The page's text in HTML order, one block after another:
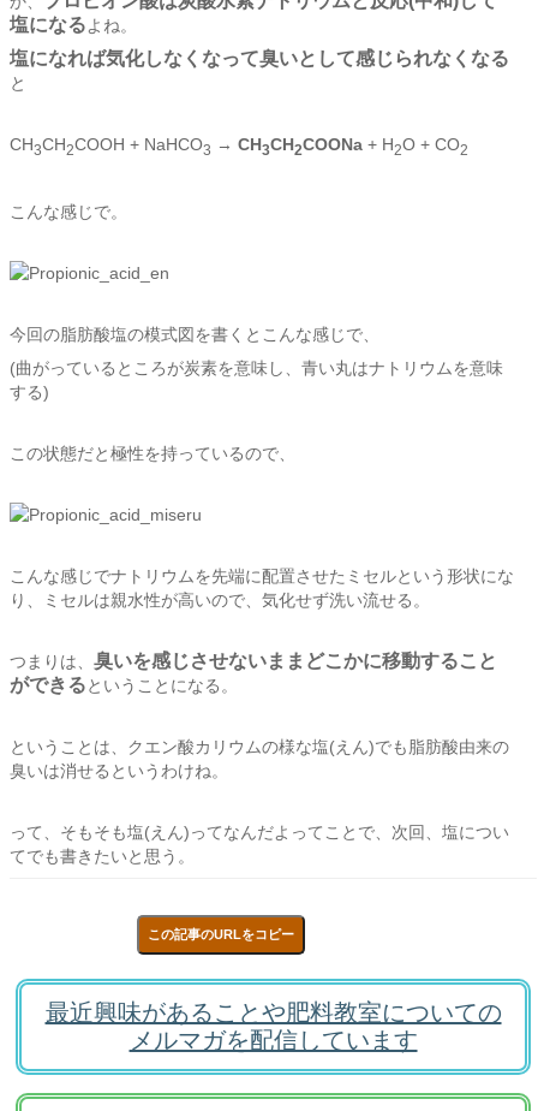
塩になるよね。
塩になれば気化しなくなって臭いとして感じられなくなる
と
CH3CH2COOH + NaHCO3 → CH3CH2COONa + H2O + CO2
こんな感じで。
今回の脂肪酸塩の模式図を書くとこんな感じで、
(曲がっているところが炭素を意味し、青い丸はナトリウムを意味
する)
この状態だと極性を持っているので、
こんな感じでナトリウムを先端に配置させたミセルという形状にな
り、ミセルは親水性が高いので、気化せず洗い流せる。
つまりは、 臭いを感じさせないままどこかに移動すること
ができるということになる。
ということは、クエン酸カリウムの様な塩(えん)でも脂肪酸由来の
臭いは消せるというわけね。
って、そもそも塩(えん)ってなんだよってことで、次回、塩につい
てでも書きたいと思う。
この記事のURLをコピー
最近興味があることや肥料教室についての
メルマガを配信しています